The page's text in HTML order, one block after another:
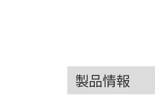
製品情報